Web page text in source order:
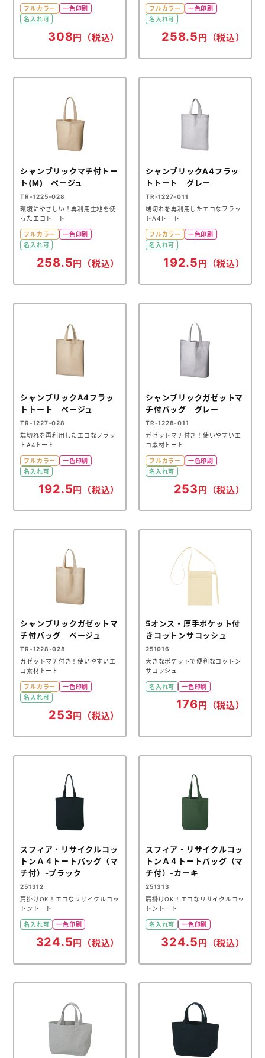
フルカラー
一色印刷
名入れ可
308円（税込）
フルカラー
一色印刷
名入れ可
258.5円（税込）
シャンブリックマチ付トー
ト(M) ベージュ
TR-1225-028
環境にやさしい！再利用生地を使
ったエコトート
フルカラー
一色印刷
名入れ可
258.5 円（税込）
シャンブリックA4フラッ
トトート グレー
TR-1227-011
端切れを再利用したエコなフラッ
トA4トート
フルカラー
一色印刷
名入れ可
192.5 円（税込）
シャンブリックA4フラッ
トトート ベージュ
TR-1227-028
端切れを再利用したエコなフラッ
トA4トート
フルカラー
一色印刷
名入れ可
192.5円（税込）
シャンブリックガゼットマ
チ付バッグ グレー
TR-1228-011
ガゼットマチ付き！使いやすいエ
コ素材トート
フルカラー
一色印刷
名入れ可
253円（税込）
シャンブリックガゼットマ
チ付バッグ ベージュ
TR-1228-028
ガゼットマチ付き！使いやすいエ
コ素材トート
フルカラー
一色印刷
名入れ可
253円（税込）
5オンス・厚手ポケット付
きコットンサコッシュ
251016
大きなポケットで便利なコットン
サコッシュ
名入れ可 一色印刷
176円（税込）
スフィア・リサイクルコッ
トンＡ４トートバッグ（マ
チ付）-ブラック
251312
肩掛けOK！エコなリサイクルコッ
トントート
名入れ可 一色印刷
324.5 円（税込）
スフィア・リサイクルコッ
トンＡ４トートバッグ（マ
チ付）-カーキ
251313
肩掛けOK！エコなリサイクルコッ
トントート
名入れ可 一色印刷
324.5 円（税込）